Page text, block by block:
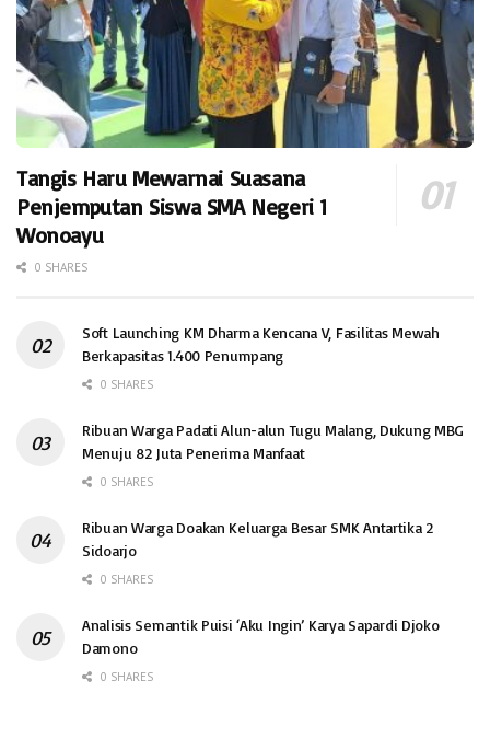
Tangis Haru Mewarnai Suasana
Penjemputan Siswa SMA Negeri 1
Wonoayu
0 SHARES
Soft Launching KM Dharma Kencana V, Fasilitas Mewah
Berkapasitas 1.400 Penumpang
0 SHARES
Ribuan Warga Padati Alun-alun Tugu Malang, Dukung MBG
Menuju 82 Juta Penerima Manfaat
0 SHARES
Ribuan Warga Doakan Keluarga Besar SMK Antartika 2
Sidoarjo
0 SHARES
Analisis Semantik Puisi ‘Aku Ingin’ Karya Sapardi Djoko
Damono
0 SHARES